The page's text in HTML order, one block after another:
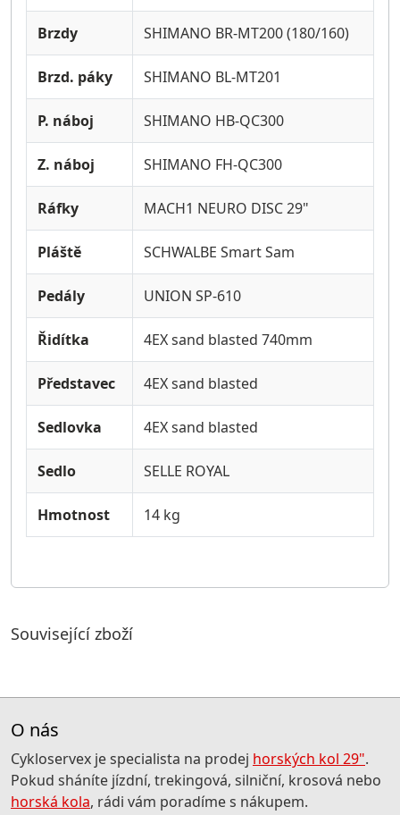
Brzdy SHIMANO BR-MT200 (180/160)
Brzd. páky SHIMANO BL-MT201
P. náboj SHIMANO HB-QC300
Z. náboj SHIMANO FH-QC300
Ráfky MACH1 NEURO DISC 29"
Pláště SCHWALBE Smart Sam
Pedály UNION SP-610
Řidítka 4EX sand blasted 740mm
Představec 4EX sand blasted
Sedlovka 4EX sand blasted
Sedlo SELLE ROYAL
Hmotnost 14 kg
Související zboží
O nás
Cykloservex je specialista na prodej horských kol 29".
Pokud sháníte jízdní, trekingová, silniční, krosová nebo
horská kola, rádi vám poradíme s nákupem.